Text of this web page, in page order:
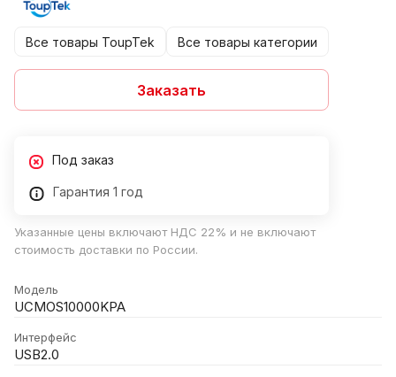
Все товары ToupTek Все товары категории
Заказать
Под заказ
Гарантия 1 год
Указанные цены включают НДС 22% и не включают
стоимость доставки по России.
Модель
UCMOS10000KPA
Интерфейс
USB2.0